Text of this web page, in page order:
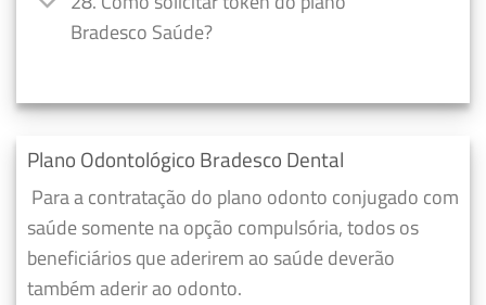
Bradesco Saúde?
Plano Odontológico Bradesco Dental
Para a contratação do plano odonto conjugado com
saúde somente na opção compulsória, todos os
beneficiários que aderirem ao saúde deverão
também aderir ao odonto.